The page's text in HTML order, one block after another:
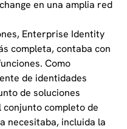
en una amplia red
Enterprise Identity
completa, contaba con
Como
de identidades
de soluciones
completo de
necesitaba, incluida la